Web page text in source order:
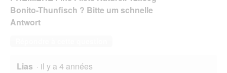
Bonito-Thunfisch ? Bitte um schnelle
Antwort
Lias · il y a 4 années